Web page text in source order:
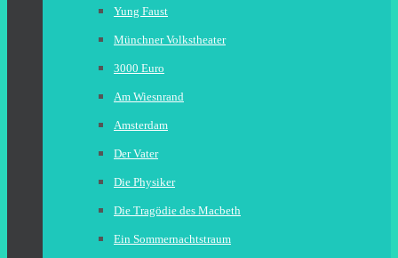
Yung Faust
Münchner Volkstheater
3000 Euro
Am Wiesnrand
Amsterdam
Der Vater
Die Physiker
Die Tragödie des Macbeth
Ein Sommernachtstraum